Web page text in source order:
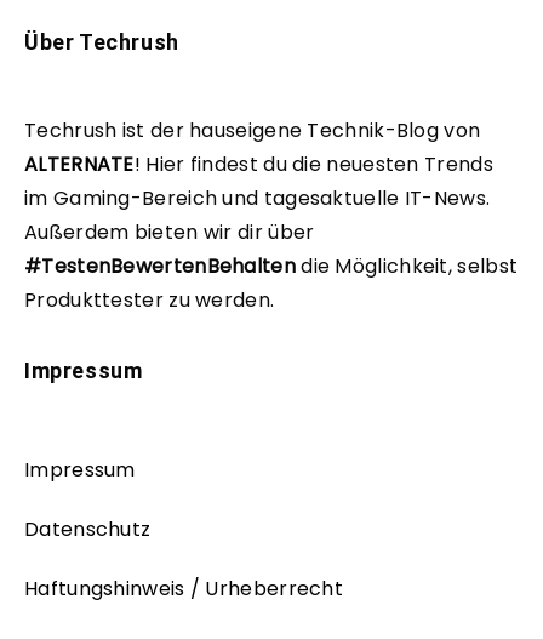
Über Techrush
Techrush ist der hauseigene Technik-Blog von
ALTERNATE! Hier findest du die neuesten Trends
im Gaming-Bereich und tagesaktuelle IT-News.
Außerdem bieten wir dir über
#TestenBewertenBehaltendie Möglichkeit, selbst
Produkttester zu werden.
Impressum
Impressum
Datenschutz
Haftungshinweis / Urheberrecht